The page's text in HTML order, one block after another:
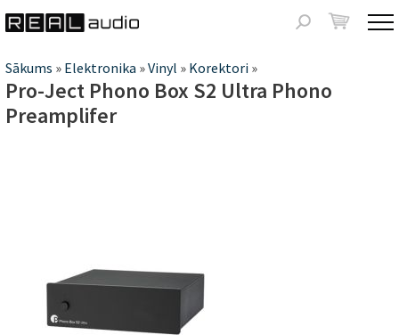
Meklēšanas
Jūs
atrodaties
Sākums » Elektronika »Vinyl » Korektori »
Pro-Ject Phono Box S2 Ultra Phono
Preamplifer